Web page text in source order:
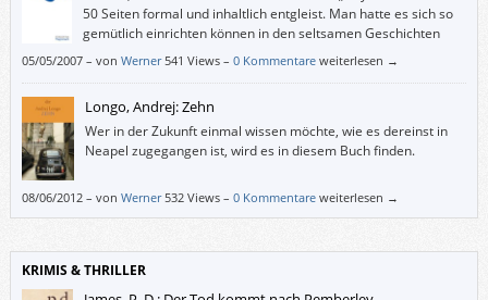
50 Seiten formal und inhaltlich entgleist. Man hatte es sich so
gemütlich einrichten können in den seltsamen Geschichten
ausgesucht merkwürdiger Figuren.
05/05/2007– von Werner 541 Views – 0 Kommentare weiterlesen →
Longo, Andrej: Zehn
Wer in der Zukunft einmal wissen möchte, wie es dereinst in
Neapel zugegangen ist, wird es in diesem Buch finden.
08/06/2012– von Werner 532 Views – 0 Kommentare weiterlesen →
KRIMIS & THRILLER